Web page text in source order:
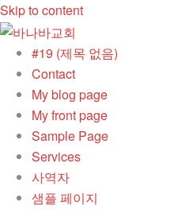
Skip to content
#19 (제목 없음)
Contact
My blog page
My front page
Sample Page
Services
사역자
샘플 페이지